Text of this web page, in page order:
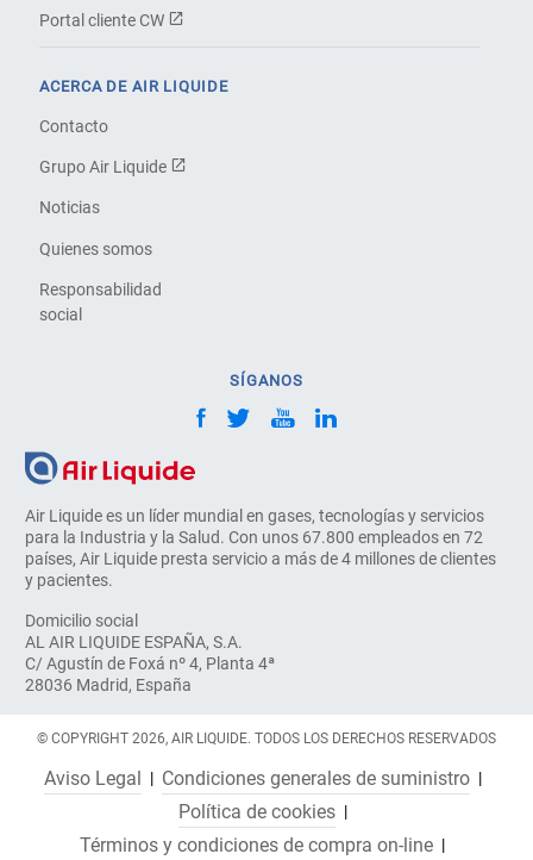
Air Liquide es un líder mundial en gases, tecnologías y servicios
para la Industria y la Salud. Con unos 67.800 empleados en 72
países, Air Liquide presta servicio a más de 4 millones de clientes
y pacientes.
Domicilio social
AL AIR LIQUIDE ESPAÑA, S.A.
C/ Agustín de Foxá nº 4, Planta 4ª
28036 Madrid, España
Portal cliente CW
ACERCA DE AIR LIQUIDE
Contacto
Grupo Air Liquide
Noticias
Quienes somos
Responsabilidad
social
SÍGANOS
© COPYRIGHT 2026, AIR LIQUIDE. TODOS LOS DERECHOS RESERVADOS
Aviso Legal
Condiciones generales de suministro
Política de cookies
Términos y condiciones de compra on-line